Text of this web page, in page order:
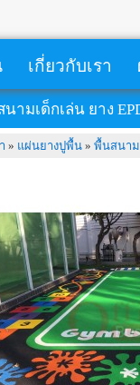
เกี่ยวกับเรา
ามเด็กเล่น ยาง
» แผ่นยางปูพื้น » พื้นสนาม